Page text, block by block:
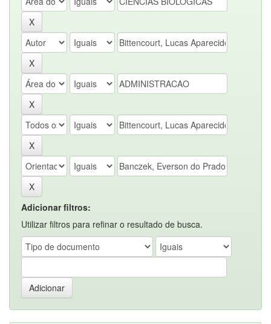
Adicionar filtros:
Utilizar filtros para refinar o resultado de busca.